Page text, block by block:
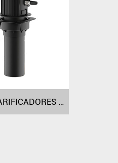
CUV CLARIFICADORES UV-C DA SÉRIE CUV-009 CUV-405 CUV-510